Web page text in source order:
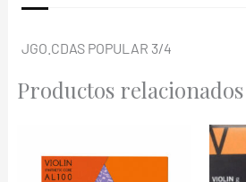
JGO.CDAS POPULAR 3/4
Productos relacionados